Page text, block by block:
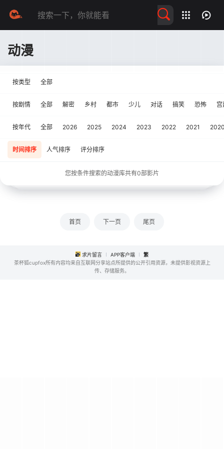
动漫
按类型 全部
按剧情 全部 解密 乡村 都市 少儿 对话 搞笑 恐怖 宫
按年代 全部 2026 2025 2024 2023 2022 2021
时间排序 人气排序 评分排序
您按条件搜索的动漫库共有0部影片
首页 下一页 尾页
求片留言 APP客户端
繁
茶杯狐cupfox所有内容均来自互联网分享站点所提供的公开引用资源，未提供影视资源上
传、存储服务。